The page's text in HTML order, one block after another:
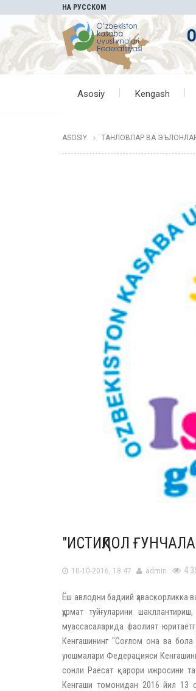
НА РУССКОМ
Asosiy Kengash
ASOSIY ТАНЛОВЛАР ВА
"ИСТИҚЛОЛ
10-10-2016, 18:47 admin 4
Ёш авлодни бадиий ҳаваскорликка
ҳурмат туйғуларини
муассасаларида фаолият
Кенгашининг "Соғлом она ва бола
уюшмалари Федерацияси
сонли Раёсат қарори ижросини
Кенгаши томонидан 2016 йил 13